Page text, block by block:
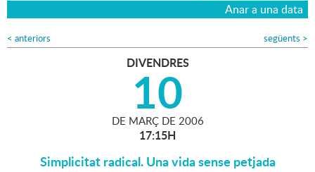
Anar a una data
< anteriors següents >
DIVENDRES
10
DE MARÇ DE 2006
17:15H
Simplicitat radical. Una vida sense petjada